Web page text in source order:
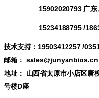
15902020793 广东、
15234188795 /
技术支持：19503412257 /
邮箱： sales@junyanbios.cn
地址： 山西省太原市小店区唐
号楼D座